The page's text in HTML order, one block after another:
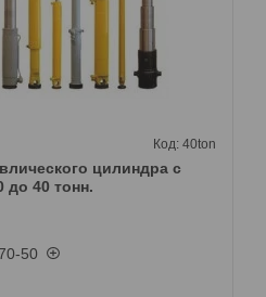
цилиндра с
до 40 тонн.
40ton
50